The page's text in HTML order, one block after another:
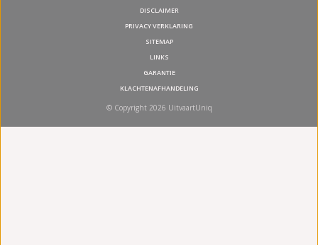
DISCLAIMER
PRIVACY VERKLARING
SITEMAP
LINKS
GARANTIE
KLACHTENAFHANDELING
© Copyright 2026 UitvaartUniq